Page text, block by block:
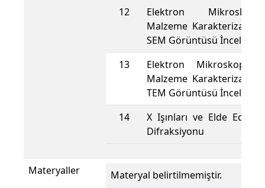
12
Elektron
Malzeme
SEM Görüntüsü
13
Elektron Mikroskopları
Malzeme
TEM Görüntüsü
14
X Işınları ve Elde
Difraksiyonu
Materyaller Materyal belirtilmemiştir.